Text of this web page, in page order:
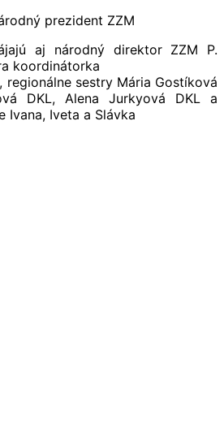
prezident ZZM
aj národný direktor ZZM P.
koordinátorka
regionálne sestry Mária Gostíková
DKL, Alena Jurkyová DKL a
Ivana, Iveta a Slávka